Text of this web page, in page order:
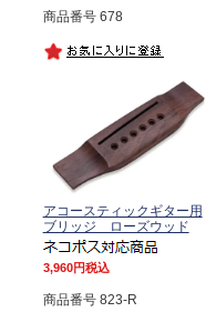
商品番号 678
アコースティックギター用
ブリッジ ローズウッド
3,960 税込
商品番号 823-R